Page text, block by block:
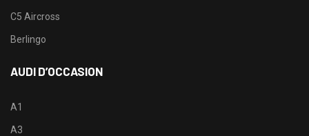
C5 Aircross
Berlingo
AUDI D’OCCASION
A1
A3